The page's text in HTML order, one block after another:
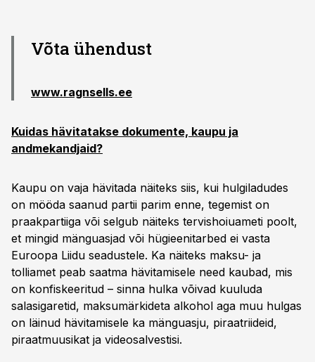
Võta ühendust
www.ragnsells.ee
Kuidas hävitatakse dokumente, kaupu ja
andmekandjaid?
Kaupu on vaja hävitada näiteks siis, kui hulgiladudes
on mööda saanud partii parim enne, tegemist on
praakpartiiga või selgub näiteks tervishoiuameti poolt,
et mingid mänguasjad või hügieenitarbed ei vasta
Euroopa Liidu seadustele. Ka näiteks maksu- ja
tolliamet peab saatma hävitamisele need kaubad, mis
on konfiskeeritud – sinna hulka võivad kuuluda
salasigaretid, maksumärkideta alkohol aga muu hulgas
on läinud hävitamisele ka mänguasju, piraatriideid,
piraatmuusikat ja videosalvestisi.